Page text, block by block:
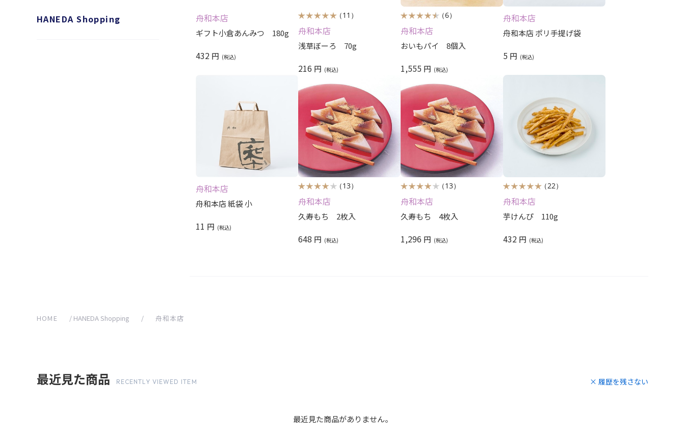
HANEDA Shopping
レビュー評価順
舟和本店
ギフト小倉あんみつ 180g
432 円
（11）
舟和本店
浅草ぼーろ 70g
216 円
（6）
舟和本店
おいもパイ 8個入
1,555 円
舟和本店
舟和本店 ポリ手提げ袋
5 円
舟和本店
舟和本店 紙袋 小
11 円
（13）
舟和本店
久寿もち 2枚入
648 円
（13）
舟和本店
久寿もち 4枚入
1,296 円
（22）
舟和本店
芋けんぴ 110g
432 円
HOME / HANEDA Shopping / 舟和本店
最近見た商品 RECENTLY VIEWED ITEM × 履歴を残さない
最近見た商品がありません。